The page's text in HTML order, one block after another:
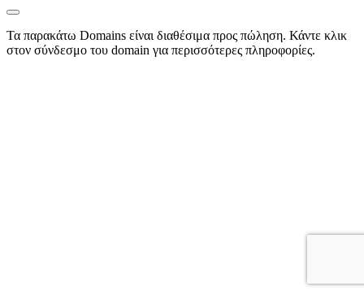
Τα παρακάτω Domains είναι διαθέσιμα προς πώληση. Κάντε κλικ
στον σύνδεσμο του domain για περισσότερες πληροφορίες.